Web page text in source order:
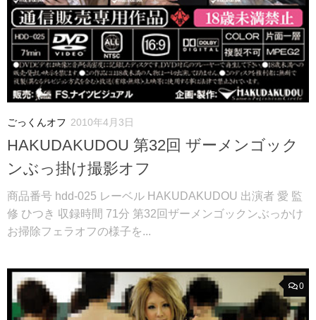
ごっくんオフ 2010年4月3日
HAKUDAKUDOU 第32回 ザーメンゴック
ンぶっ掛け撮影オフ
商品番号 hdd-025 レーベル HAKUDAKUDOU 出演者 愛 監
修 ひつき 収録時間 71分 第32回ザーメンゴックンぶっかけ
お掃除フェラオフの様子を...
0